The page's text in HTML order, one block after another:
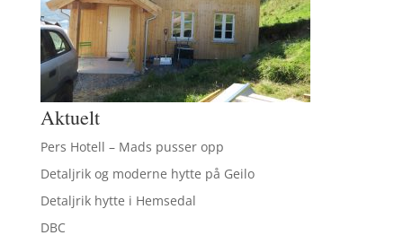
Aktuelt
Pers Hotell – Mads pusser opp
Detaljrik og moderne hytte på Geilo
Detaljrik hytte i Hemsedal
DBC